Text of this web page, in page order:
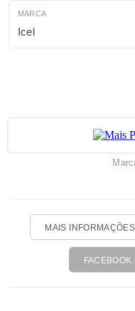
MARCA
Icel
MAIS INFORMAÇÕES
FACEBOOK